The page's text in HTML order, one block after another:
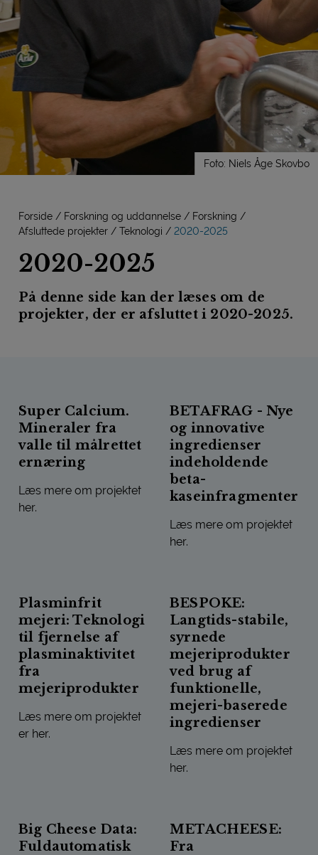
Foto: Niels Åge Skovbo
Forside Forskning og uddannelse
Forskning
Afsluttede projekter
Teknologi 2020-2025
2020-2025
På denne side kan der læses om de
projekter, der er afsluttet i 2020-2025.
Super Calcium.
Mineraler fra
valle til målrettet
ernæring
Læs mere om projektet
her.
SUPER CALCIUM. MINERALER FRA VALLE TIL MÅLRETTET
BETAFRAG - Nye
og innovative
ingredienser
indeholdende
beta-
kaseinfragmenter
Læs mere om projektet
her.
Plasminfrit
mejeri: Teknologi
til fjernelse af
plasminaktivitet
fra
mejeriprodukter
Læs mere om projektet
er her.
PLASMINFRIT MEJERI: TEKNOLOGI TIL FJERNELSE AF
BESPOKE:
Langtids-stabile,
syrnede
mejeriprodukter
ved brug af
funktionelle,
mejeri-baserede
ingredienser
Læs mere om projektet
her.
Big Cheese Data:
Fuldautomatisk
METACHEESE:
Fra